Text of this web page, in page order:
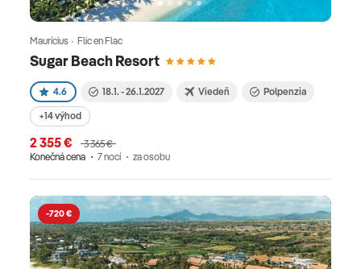
Sugar Beach Resort
Maurícius · Flic en Flac
4.6 18.1. - 26.1.2027 Viedeň Polpenzia
+14 výhod
2 355 €
3 365 €
Konečná cena
7 nocí za osobu
-720 €